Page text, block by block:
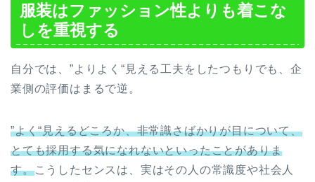
服装はファッション性よりも着こな
しを重視する
自分では、”よりよく“見える工夫をしたつもりでも、企
業側の評価はまるで逆。
”よく“見えるどころか、非常識さばかりが目について、
とても採用する気になれないといったことがありま
す。こうしたセンスは、実はその人の常識度や社会人